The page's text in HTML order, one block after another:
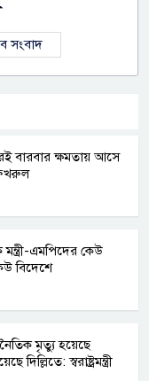
সংবাদ
বারবার ক্ষমতায় আসে
ফখরুল
এমপিদের কেউ
বিদেশে
মৃত্যু হয়েছে
দিল্লিতে: স্বরাষ্ট্রমন্ত্রী